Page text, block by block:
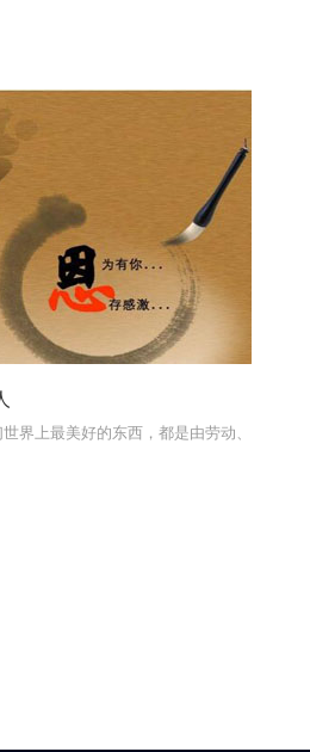
上最美好的东西，都是由劳动、